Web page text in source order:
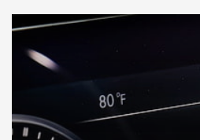
DÉCOUVREZ VOTRE